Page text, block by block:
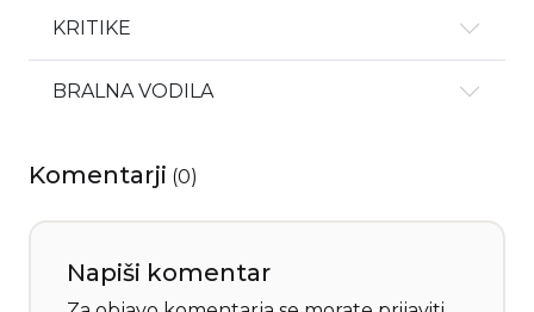
KRITIKE
BRALNA VODILA
Komentarji (0)
Napiši komentar